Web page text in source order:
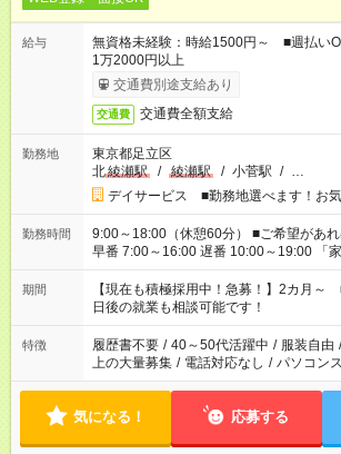
給与
無資格未経験：時給1500円～ ■週払
1万2000円以上
交通費別途支給あり
交通費 交通費全額支給
勤務地
東京都足立区
北綾瀬駅 / 綾瀬駅 / 小菅駅 / …
デイサービス ■勤務地選べます！お気
勤務時間
9:00～18:00（休憩60分） ■ご希望があれば下記シフトもOK！
早番 7:00～16:00 遅番 10:00～19:00 「家族と休みを合わせた
い」 「余裕を持って夕飯の準備がしたい
たくない」 など、ご希望を教えてくださいね。 ※W
の方へ 今ご覧のお仕事で希望する勤務時
の勤務時間。 合計で週40時間を超える
期間
【現在も積極採用中！急募！】2カ月～
日後の就業も相談可能です！
特徴 履歴書不要 / 40～50代活躍中 / 服装自由 /
上の大量募集 / 電話対応なし / パソコン
気になる！ 応募する